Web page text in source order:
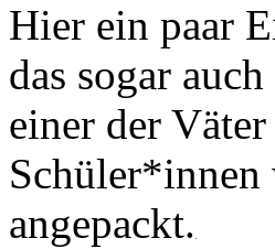
Hier ein paar
das sogar
einer der
Schüler*innen
angepackt.